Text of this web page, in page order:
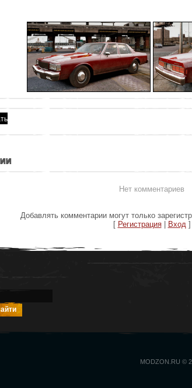
Нет комментариев
Добавлять комментарии могут только
[ Регистрация| Вход]
MODZON.RU ©